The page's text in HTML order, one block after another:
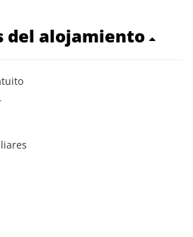
del alojamiento